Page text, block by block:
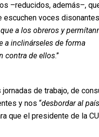
–reducidos, además–,
voces
a los obreros y
a inclinárseles de forma
contra de ellos.”
de trabajo, de
y nos “desbordar al país
que el presidente de la